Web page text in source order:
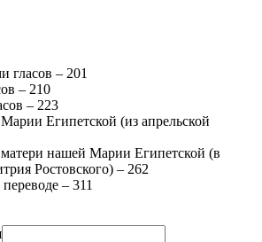
гласов – 201
– 210
– 223
Египетской (из апрельской
нашей Марии Египетской (в
Ростовского) – 262
– 311